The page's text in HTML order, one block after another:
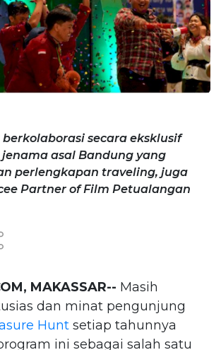
berkolaborasi secara eksklusif
jenama asal Bandung yang
perlengkapan traveling, juga
Partner of Film Petualangan
MAKASSAR-- Masih
dan minat pengunjung
Hunt setiap tahunnya
ini sebagai salah satu